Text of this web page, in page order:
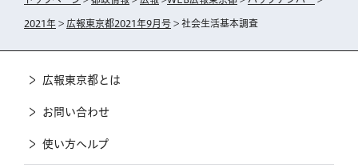
2021年 > 広報東京都2021年9月号 > 社会生活基本調査
広報東京都とは
お問い合わせ
使い方ヘルプ